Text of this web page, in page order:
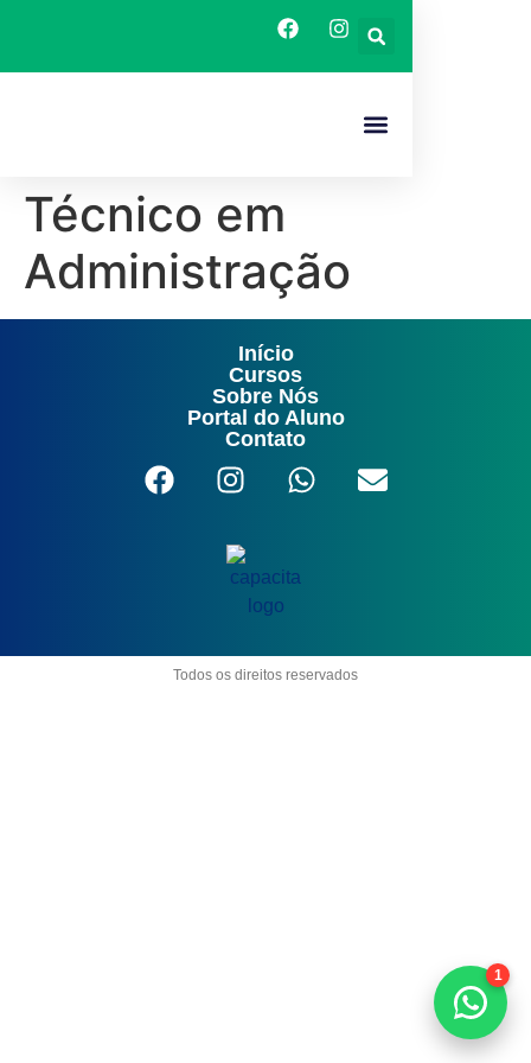
Técnico em
Administração
Início
Cursos
Sobre Nós
Portal do Aluno
Contato
Todos os direitos reservados
1